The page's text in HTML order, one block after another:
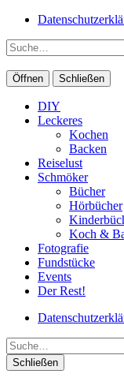
Suche
Öffnen Schließen
DIY
Leckeres
Kochen
Backen
Reiselust
Schmöker
Bücher
Hörbücher
Koch &
Fotografie
Fundstücke
Events
Der Rest!
Suche
Schließen